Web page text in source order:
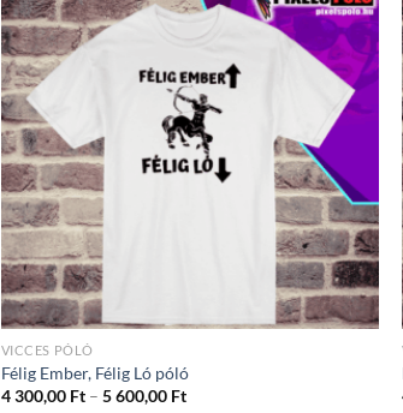
VICCES PÓLÓ
Félig Ember, Félig Ló póló
4 300,00 Ft – 5 600,00 FtÁrtartomány: